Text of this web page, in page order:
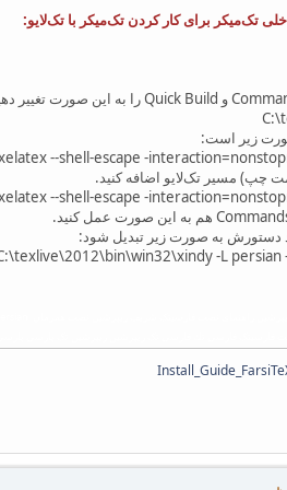
تک‌میکر برای کار کردن تک‌میکر با تک‌لایو:
--shell-escape -
چپ) مسیر تک‌‌لایو اضافه کنید.
--shell-escape -
-L persian